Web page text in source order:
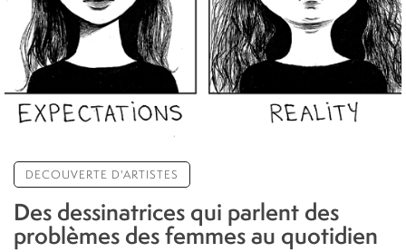
DECOUVERTE D'ARTISTES
Des dessinatrices qui parlent des
problèmes des femmes au quotidien